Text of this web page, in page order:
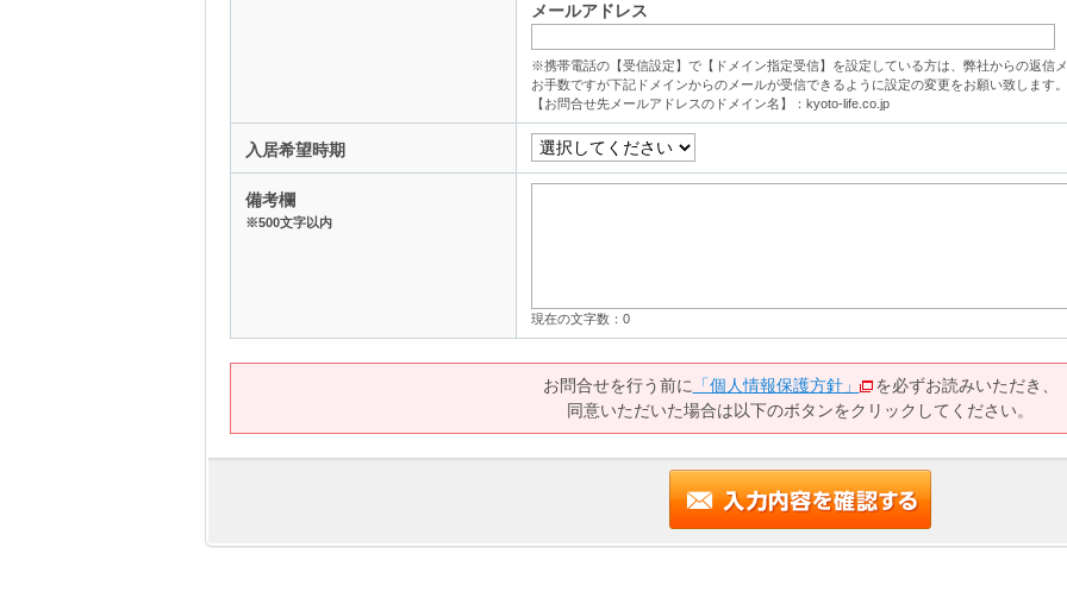
メールアドレス
※携帯電話の【受信設定】で【ドメイン指定受信】を設定している方は、弊社からの返信
お手数ですが下記ドメインからのメールが受信できるように設定の変更をお願い致します。
【お問合せ先メールアドレスのドメイン名】：kyoto-life.co.jp
入居希望時期
備考欄
※500文字以内
現在の文字数： 0
お問合せを行う前に 「個人情報保護方針」
を必ずお読みいただき、
同意いただいた場合は以下のボタンをクリックしてください。